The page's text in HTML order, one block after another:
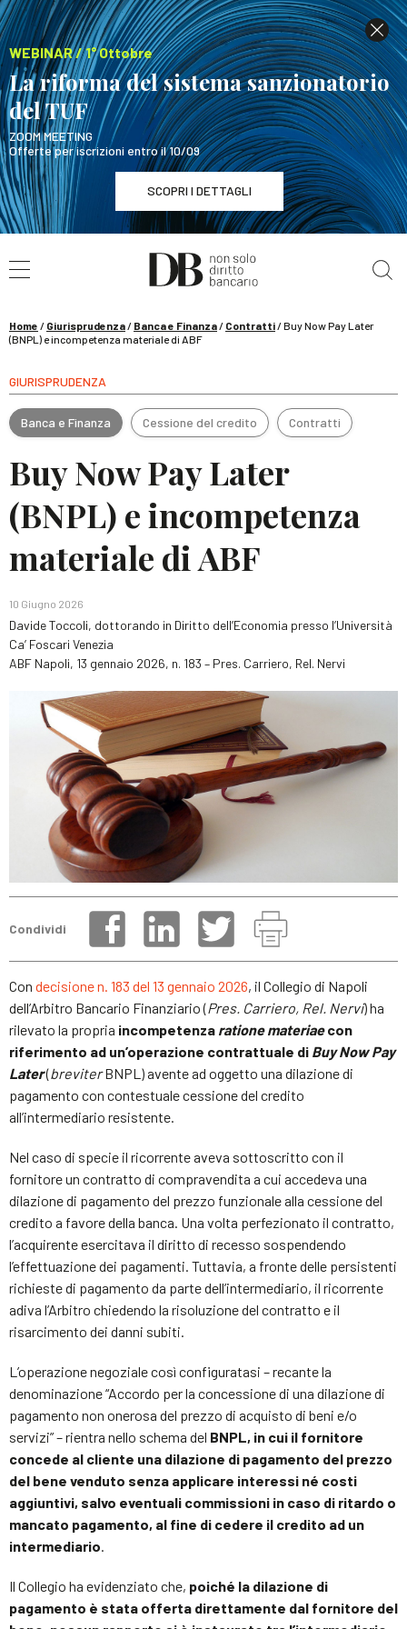
WEBINAR / 1° Ottobre
La riforma del sistema sanzionatorio
del TUF
ZOOM MEETING
Offerte per iscrizioni entro il 10/09
SCOPRI I DETTAGLI
WEBINAR / 1° Ottobre
La riforma del sistema sanzionatorio del TUF
Home / Giurisprudenza/ Banca e Finanza/ Contratti/Buy Now Pay Later
(BNPL) e incompetenza materiale di ABF
GIURISPRUDENZA
Banca e Finanza Cessione del credito Contratti
Buy Now Pay Later
(BNPL) e incompetenza
materiale di ABF
10 Giugno 2026
Davide Toccoli, dottorando in Diritto dell’Economia presso l’Università
Ca’ Foscari Venezia
ABF Napoli, 13 gennaio 2026, n. 183 – Pres. Carriero, Rel. Nervi
Condividi
Con decisione n. 183 del 13 gennaio 2026, il Collegio di Napoli
dell’Arbitro Bancario Finanziario (Pres. Carriero, Rel. Nervi) ha
rilevato la propria incompetenza ratione materiaecon
riferimento ad un’operazione contrattuale di Buy Now Pay
Later(breviterBNPL) avente ad oggetto una dilazione di
pagamento con contestuale cessione del credito
all’intermediario resistente.
Nel caso di specie il ricorrente aveva sottoscritto con il
fornitore un contratto di compravendita a cui accedeva una
dilazione di pagamento del prezzo funzionale alla cessione del
credito a favore della banca. Una volta perfezionato il contratto,
l’acquirente esercitava il diritto di recesso sospendendo
l’effettuazione dei pagamenti. Tuttavia, a fronte delle persistenti
richieste di pagamento da parte dell’intermediario, il ricorrente
adiva l’Arbitro chiedendo la risoluzione del contratto e il
risarcimento dei danni subiti.
L’operazione negoziale così configuratasi – recante la
denominazione “Accordo per la concessione di una dilazione di
pagamento non onerosa del prezzo di acquisto di beni e/o
servizi” –rientra nello schema del BNPL, in cui il fornitore
concede al cliente una dilazione di pagamento del prezzo
del bene venduto senza applicare interessi né costi
aggiuntivi, salvo eventuali commissioni in caso di ritardo o
mancato pagamento, al fine di cedere il credito ad un
intermediario.
Il Collegio ha evidenziato che, poiché la dilazione di
pagamento è stata offerta direttamente dal fornitore del